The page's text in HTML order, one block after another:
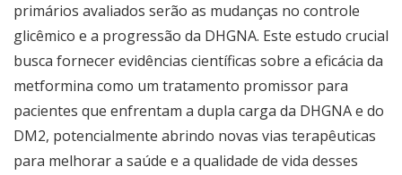
primários avaliados serão as mudanças no controle
glicêmico e a progressão da DHGNA. Este estudo crucial
busca fornecer evidências científicas sobre a eficácia da
metformina como um tratamento promissor para
pacientes que enfrentam a dupla carga da DHGNA e do
DM2, potencialmente abrindo novas vias terapêuticas
para melhorar a saúde e a qualidade de vida desses